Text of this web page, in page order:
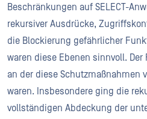
Beschränkungen auf SELECT-
rekursiver Ausdrücke,
die Blockierung gefährlicher
waren diese Ebenen sinnvoll. Der
an der diese Schutzmaßnahmen
waren. Insbesondere ging die
vollständigen Abdeckung der